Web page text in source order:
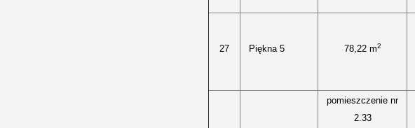
27 Piękna 5 78,22 m2
pomieszczenie nr
2.33